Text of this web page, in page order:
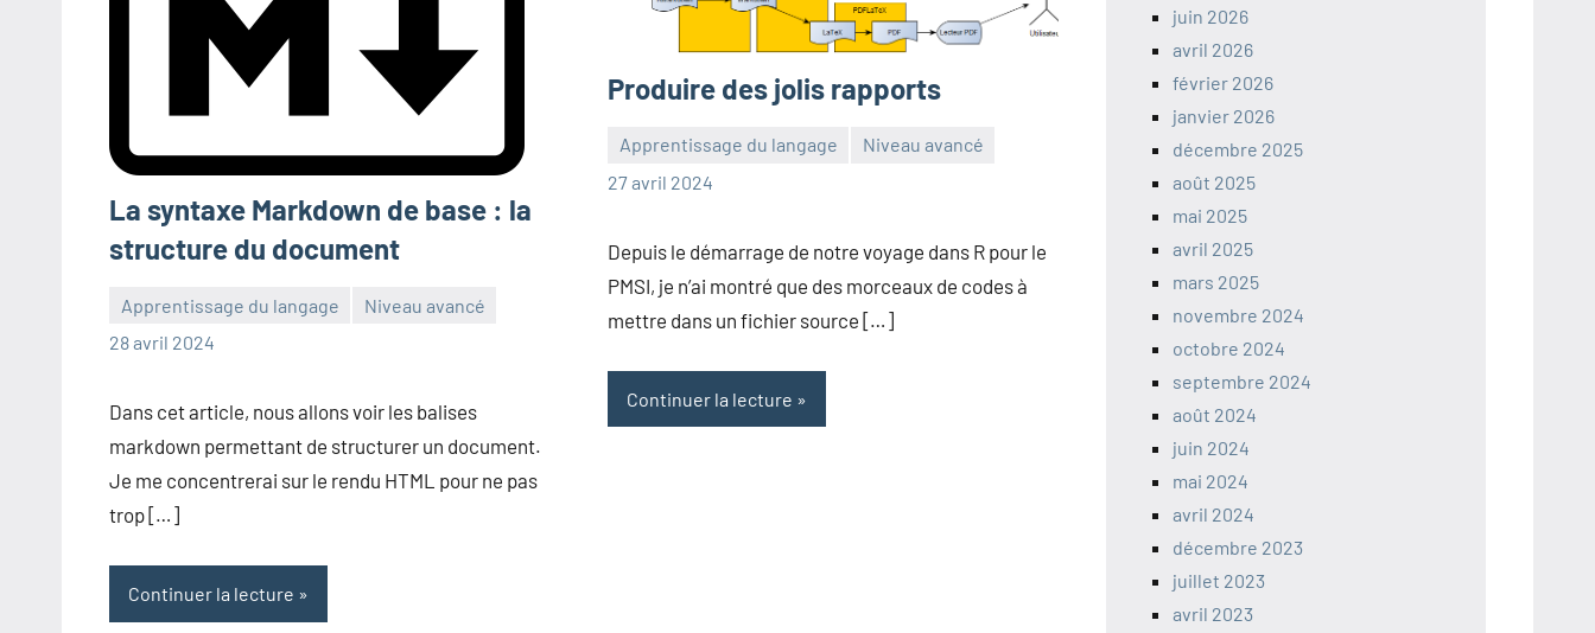
La syntaxe Markdown de base : la
structure du document
Apprentissage du langage
Niveau avancé
28 avril 2024
Frédéric
Aucun
Dans cet article, nous allons voir les balises
markdown permettant de structurer un document.
Je me concentrerai sur le rendu HTML pour ne pas
trop […]
Continuer la lecture
Produire des jolis rapports
Apprentissage du langage
Niveau avancé
27 avril 2024
Frédéric
Aucun
Depuis le démarrage de notre voyage dans R pour le
PMSI, je n’ai montré que des morceaux de codes à
mettre dans un fichier source […]
Continuer la lecture
juin 2026
avril 2026
février 2026
janvier 2026
décembre 2025
août 2025
mai 2025
avril 2025
mars 2025
novembre 2024
octobre 2024
septembre 2024
août 2024
juin 2024
mai 2024
avril 2024
décembre 2023
juillet 2023
avril 2023